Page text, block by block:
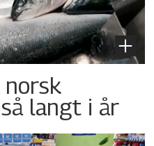
norsk
langt i år